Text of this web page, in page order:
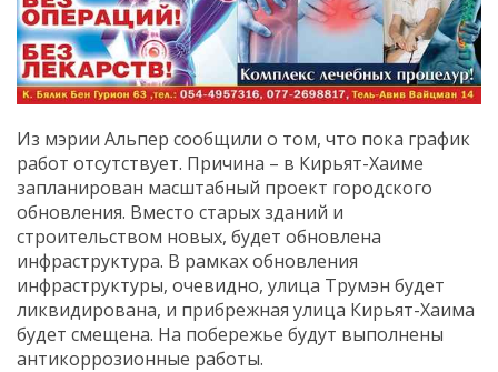
Из мэрии Альпер сообщили о том, что пока график
работ отсутствует. Причина – в Кирьят-Хаиме
запланирован масштабный проект городского
обновления. Вместо старых зданий и
строительством новых, будет обновлена
инфраструктура. В рамках обновления
инфраструктуры, очевидно, улица Трумэн будет
ликвидирована, и прибрежная улица Кирьят-Хаима
будет смещена. На побережье будут выполнены
антикоррозионные работы.